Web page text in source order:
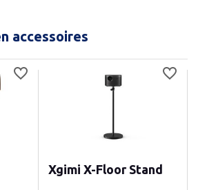
accessoires
Xgimi X-Floor Stand